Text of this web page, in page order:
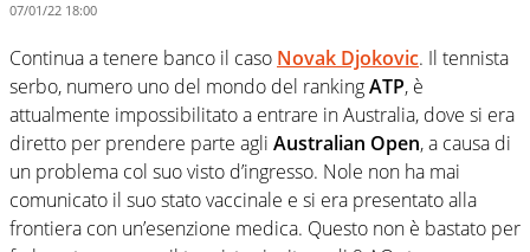
07/01/22 18:00
Continua a tenere banco il caso Novak Djokovic. Il tennista
serbo, numero uno del mondo del rankingATP, è
attualmente impossibilitato a entrare in Australia, dove si era
diretto per prendere parte agli Australian Open, a causa di
un problema col suo visto d’ingresso. Nole non ha mai
comunicato il suo stato vaccinale e si era presentato alla
frontiera con un’esenzione medica. Questo non è bastato per